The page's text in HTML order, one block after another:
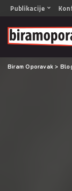
Publikacije
OPORAVAK- Naš
OPORAVAK- Naš
RECOVERY- Our
OPORAVAK- Naš
Biram Oporavak >